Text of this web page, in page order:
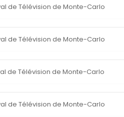
de Télévision de Monte-Carlo
de Télévision de Monte-Carlo
de Télévision de Monte-Carlo
de Télévision de Monte-Carlo